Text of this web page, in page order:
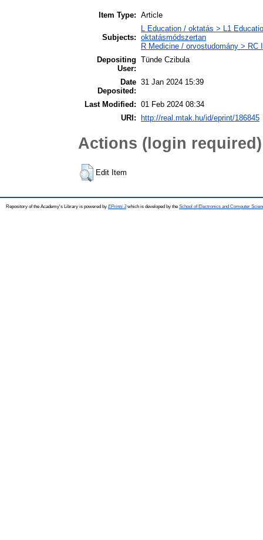
Item Type: Article
Subjects:
L Education / oktatás > L1
oktatásmódszertan
R Medicine / orvostudomány >
Depositing
User:
Tünde Czibula
Date
Deposited:
31 Jan 2024 15:39
Last Modified: 01 Feb 2024 08:34
URI:
http://real.mtak.hu/id/eprint/186845
Actions (login required)
Edit Item
Repository of the Academy's Library is powered by EPrints 3which is developed by the School of Electronics and Computer